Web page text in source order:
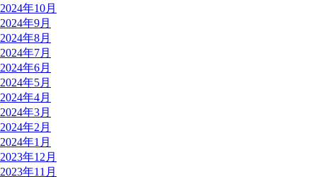
2024年10月
2024年9月
2024年8月
2024年7月
2024年6月
2024年5月
2024年4月
2024年3月
2024年2月
2024年1月
2023年12月
2023年11月